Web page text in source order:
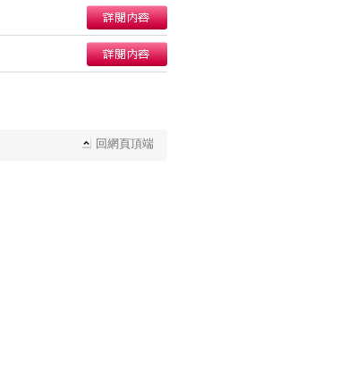
回網頁頂端